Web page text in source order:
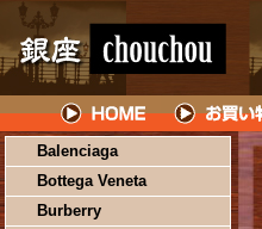
Balenciaga
Bottega Veneta
Burberry